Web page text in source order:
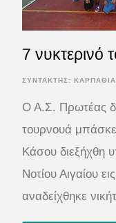
7 νυκτερινό
ΣΥΝΤΆΚΤΗΣ:
Ο Α.Σ. Πρωτέας
τουρνουά
Κάσου διεξήχθη
Νοτίου Αιγαίου
αναδείχθηκε